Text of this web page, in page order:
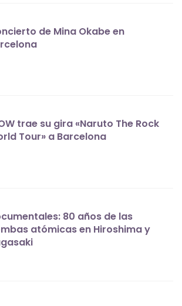
de Mina Okabe en
trae su gira «Naruto The Rock
Tour» a Barcelona
80 años de las
atómicas en Hiroshima y